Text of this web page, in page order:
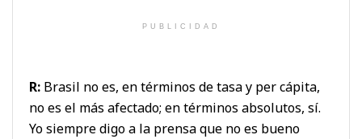
PUBLICIDAD
R: Brasil no es, en términos de tasa y per cápita,
no es el más afectado; en términos absolutos, sí.
Yo siempre digo a la prensa que no es bueno